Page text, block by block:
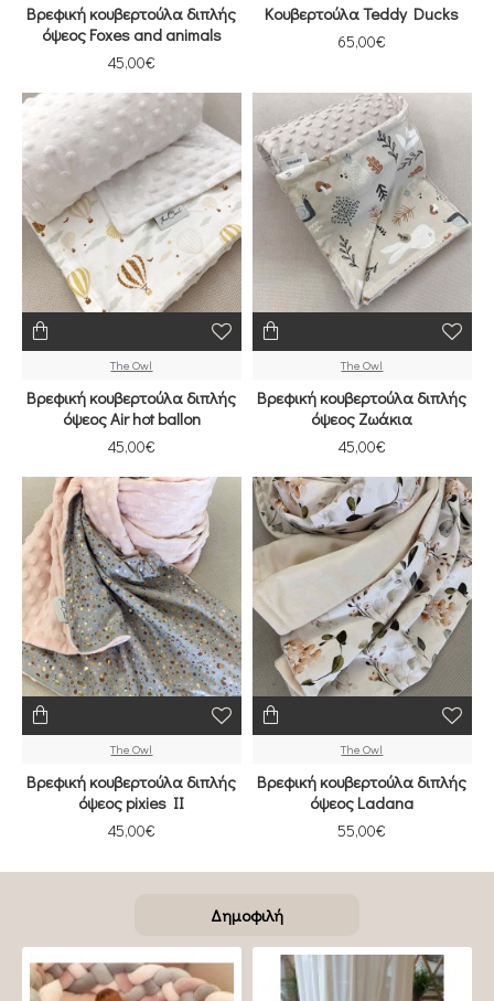
Βρεφική κουβερτούλα διπλής
όψεος Foxes and animals
45,00€
Κουβερτούλα Teddy Ducks
65,00€
The Owl
Βρεφική κουβερτούλα διπλής
όψεος Air hot ballon
45,00€
The Owl
Βρεφική κουβερτούλα διπλής
όψεος Ζωάκια
45,00€
The Owl
Βρεφική κουβερτούλα διπλής
όψεος pixies II
45,00€
The Owl
Βρεφική κουβερτούλα διπλής
όψεος Ladana
55,00€
Δημοφιλή